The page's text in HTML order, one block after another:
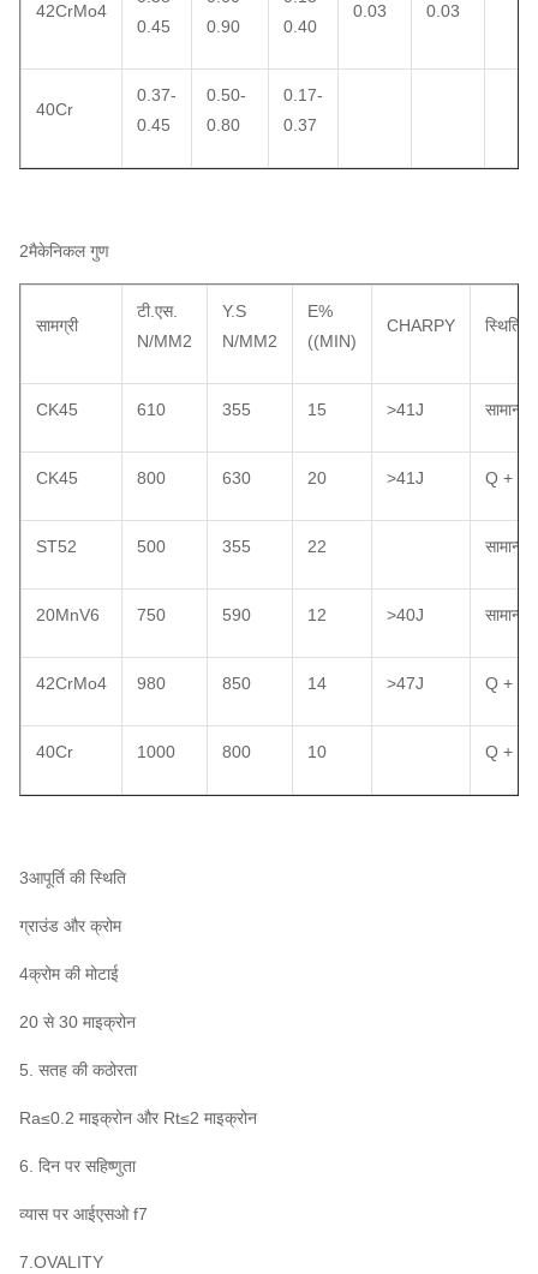
42CrMo4
0.45
0.90
0.40
0.03 0.03
40Cr
0.37-
0.45
0.50-
0.80
0.17-
0.37
2मैकेनिकल गुण
सामग्री
टी.एस.
N/MM2
Y.S
N/MM2
E%
((MIN)
CHARPY स्थिति
CK45 610 355 15 >41J
CK45 800 630 20 >41J Q + T
ST52 500 355 22
20MnV6 750 590 12 >40J
42CrMo4 980 850 14 >47J Q + T
40Cr 1000 800 10 Q + T
3आपूर्ति की स्थिति
ग्राउंड और क्रोम
4क्रोम की मोटाई
20 से 30 माइक्रोन
5. सतह की कठोरता
Ra≤0.2 माइक्रोन और Rt≤2 माइक्रोन
6. दिन पर सहिष्णुता
व्यास पर आईएसओ f7
7.OVALITY